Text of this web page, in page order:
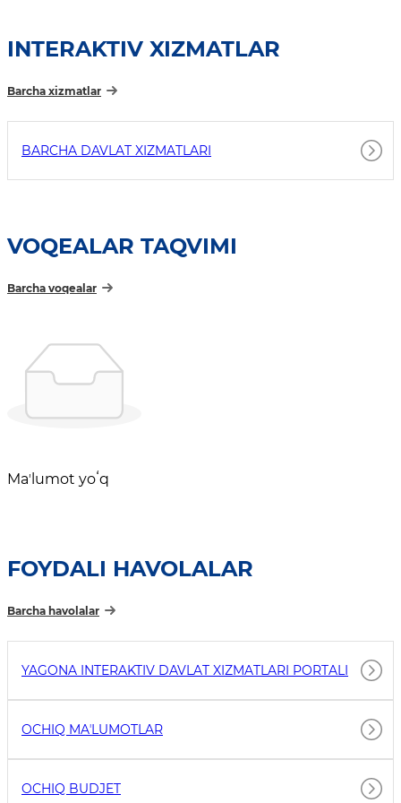
INTERAKTIV XIZMATLAR
Barcha xizmatlar
BARCHA DAVLAT XIZMATLARI
VOQEALAR TAQVIMI
Barcha voqealar
Maʼlumot yoʻq
FOYDALI HAVOLALAR
Barcha havolalar
YAGONA INTERAKTIV DAVLAT XIZMATLARI PORTALI
OCHIQ MAʼLUMOTLAR
OCHIQ BUDJET